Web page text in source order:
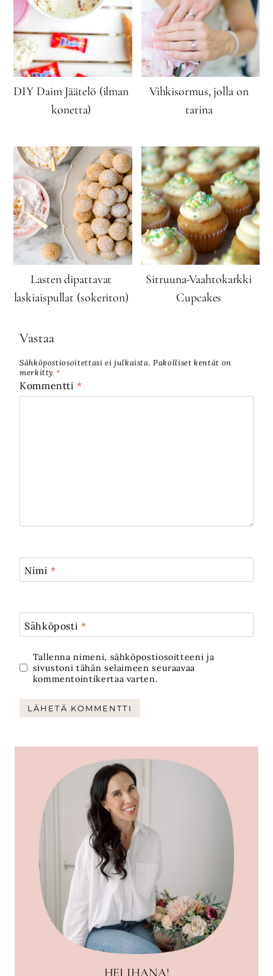
DIY Daim Jäätelö (ilman
konetta)
Vihkisormus, jolla on
tarina
Lasten dipattavat
laskiaispullat (sokeriton)
Sitruuna-Vaahtokarkki
Cupcakes
Vastaa
Sähköpostiosoitettasi ei julkaista. Pakolliset kentät on
merkitty *
Kommentti*
Nimi*
Sähköposti*
Tallenna nimeni, sähköpostiosoitteeni ja
sivustoni tähän selaimeen seuraavaa
kommentointikertaa varten.
HEI IHANA!